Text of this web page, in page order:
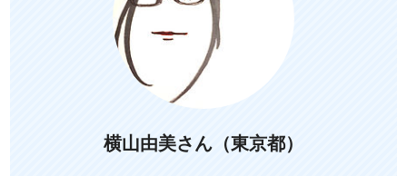
横山由美さん（東京都）